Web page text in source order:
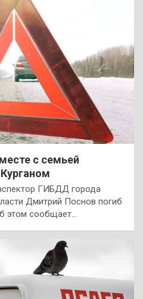
с семьей
ГИБДД города
Дмитрий Поснов погиб
этом сообщает…